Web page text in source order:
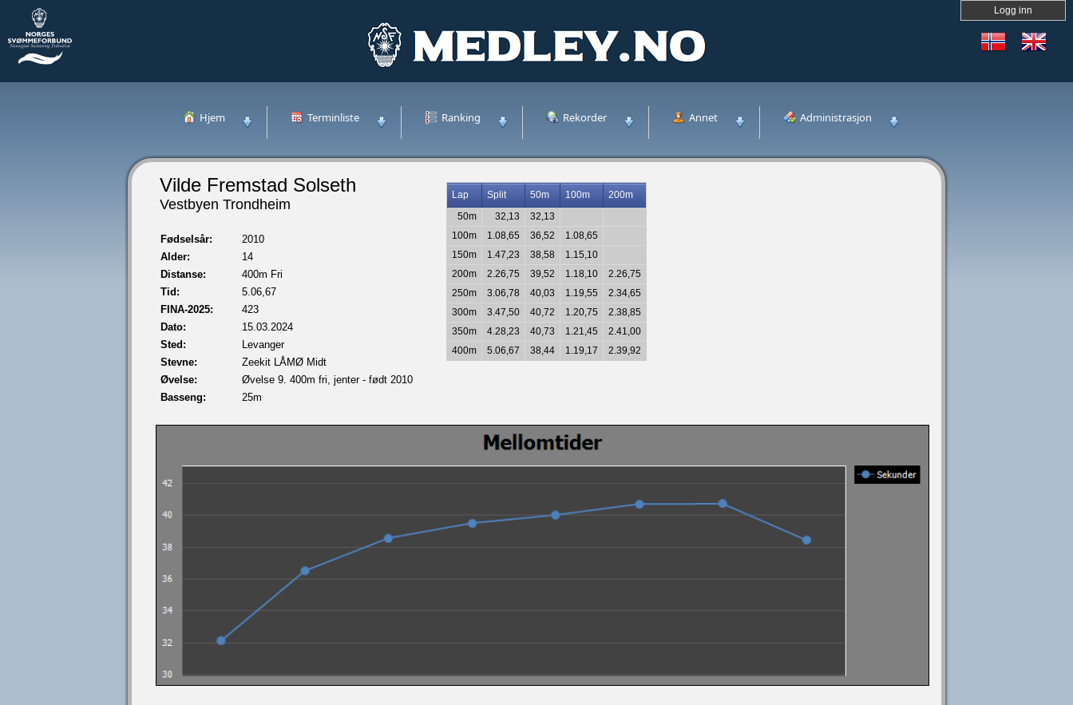
Logg inn
Hjem Terminliste Ranking Rekorder Annet Administrasjon
Vilde Fremstad Solseth
Vestbyen Trondheim
Fødselsår:
2010
Alder:
14
Distanse:
400m Fri
Tid:
5.06,67
FINA-2025:
423
Dato:
15.03.2024
Sted:
Levanger
Stevne:
Zeekit LÅMØ Midt
Øvelse:
Øvelse 9. 400m fri, jenter - født 2010
Basseng:
25m
Lap Split 50m 100m
200m
50m
32,13
32,13
100m
1.08,65 36,52
1.08,65
150m
1.47,23 38,58
1.15,10
200m
2.26,75 39,52 1.18,10
2.26,75
250m
3.06,78 40,03 1.19,55
2.34,65
300m
3.47,50 40,72 1.20,75
2.38,85
350m
4.28,23 40,73 1.21,45
2.41,00
400m
5.06,67 38,44 1.19,17 2.39,92